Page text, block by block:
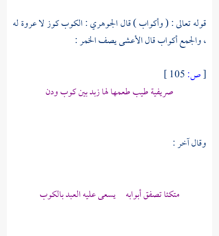
قوله تعالى : ( وأكواب ) قالالجوهري: الكوب كوز لا عروة له
، والجمع أكواب قالالأعشىيصف الخمر :
[ص:
صريفية طيب طعمها لها زبد بين كوب ودن
وقال آخر :
متكئا تصفق أبوابه يسعى عليه العبد بالكوب